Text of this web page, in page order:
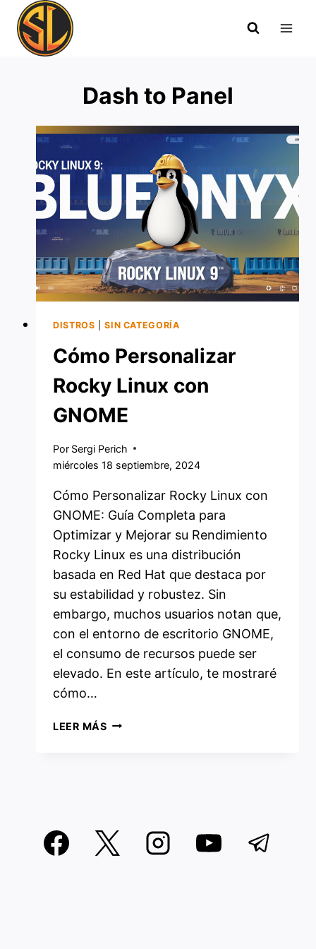
Saltar
contenido
Dash to Panel
DISTROS |SIN CATEGORÍA
Cómo Personalizar
Rocky Linux con
GNOME
Por Sergi Perich
miércoles 18 septiembre, 2024
Cómo Personalizar Rocky Linux con
GNOME: Guía Completa para
Optimizar y Mejorar su Rendimiento
Rocky Linux es una distribución
basada en Red Hat que destaca por
su estabilidad y robustez. Sin
embargo, muchos usuarios notan que,
con el entorno de escritorio GNOME,
el consumo de recursos puede ser
elevado. En este artículo, te mostraré
cómo…
LEER MÁSCÓMO